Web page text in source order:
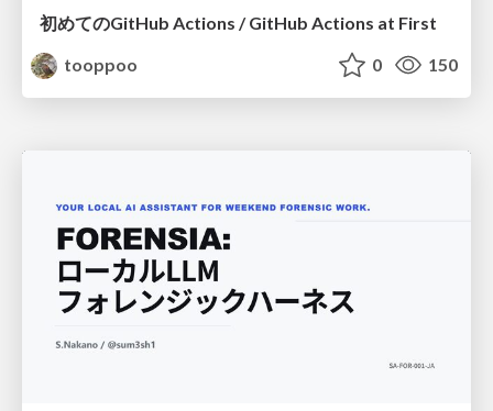
初めてのGitHub Actions / GitHub Actions at First
tooppoo
0 150